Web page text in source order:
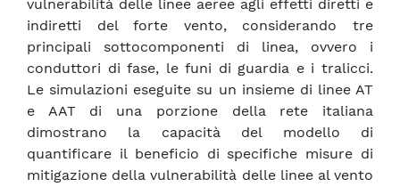
vulnerabilità delle linee aeree agli effetti diretti e
indiretti del forte vento, considerando tre
principali sottocomponenti di linea, ovvero i
conduttori di fase, le funi di guardia e i tralicci.
Le simulazioni eseguite su un insieme di linee AT
e AAT di una porzione della rete italiana
dimostrano la capacità del modello di
quantificare il beneficio di specifiche misure di
mitigazione della vulnerabilità delle linee al vento